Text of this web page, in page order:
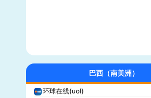
Vice
商业内幕(Business Insider)
iHeartRadio
巴西（南美洲）
环球在线(uol)